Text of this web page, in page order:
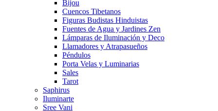
Bijou
Cuencos Tibetanos
Figuras Budistas Hinduistas
Fuentes de Agua y Jardines Zen
Lámparas de Iluminación y Deco
Llamadores y Atrapasueños
Péndulos
Porta Velas y Luminarias
Sales
Tarot
Saphirus
Iluminarte
Sree Vani